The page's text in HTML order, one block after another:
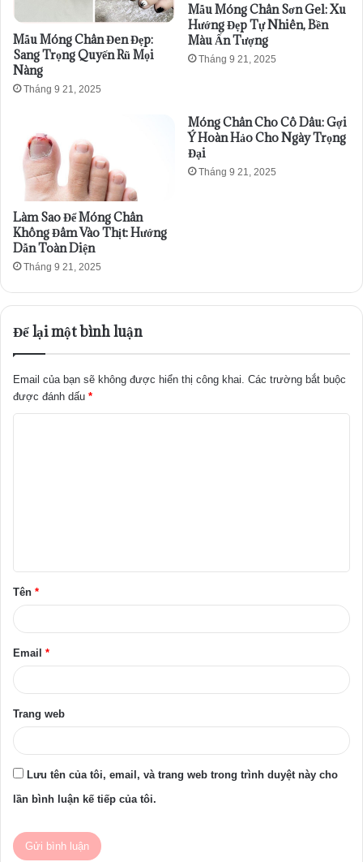
Mẫu Móng Chân Đen Đẹp:
Sang Trọng Quyến Rũ Mọi
Nàng
Tháng 9 21, 2025
Mẫu Móng Chân Sơn Gel: Xu
Hướng Đẹp Tự Nhiên, Bền
Màu Ấn Tượng
Tháng 9 21, 2025
Làm Sao Để Móng Chân
Không Đâm Vào Thịt: Hướng
Dẫn Toàn Diện
Tháng 9 21, 2025
Móng Chân Cho Cô Dâu: Gợi
Ý Hoàn Hảo Cho Ngày Trọng
Đại
Tháng 9 21, 2025
Để lại một bình luận
Email của bạn sẽ không được hiển thị công khai. Các trường bắt buộc
được đánh dấu *
ậ
n
Tên *
Email *
Trang web
Lưu tên của tôi, email, và trang web trong trình duyệt này cho
lần bình luận kế tiếp của tôi.